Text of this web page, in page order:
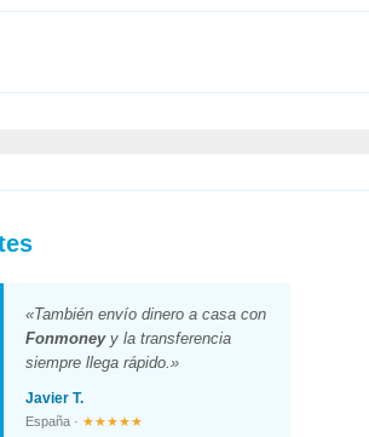
«También envío dinero a casa con
Fonmoneyy la transferencia
siempre llega rápido.»
Javier T.
España · ★★★★★